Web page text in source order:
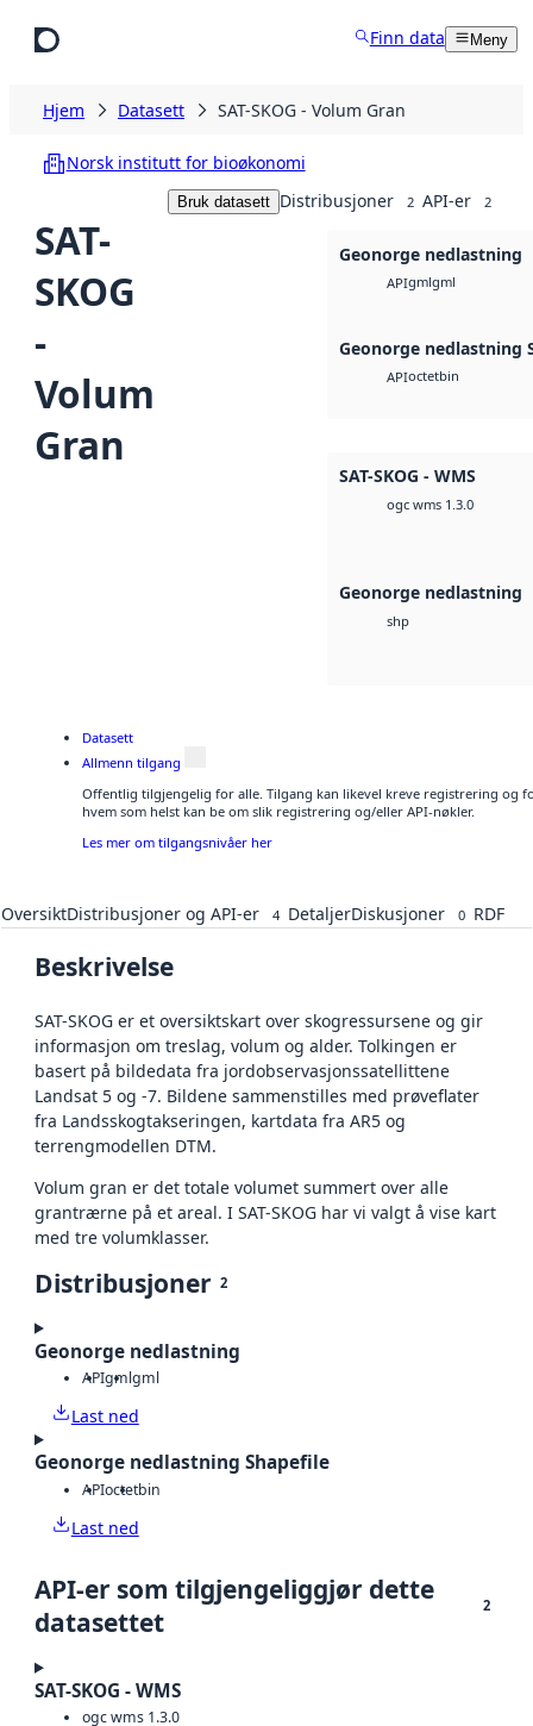
Finn data Meny
Hjem Datasett SAT-SKOG - Volum Gran
Norsk institutt for bioøkonomi
SAT-
SKOG
-
Volum
Gran
Bruk datasett Distribusjoner 2 API-er 2
Geonorge nedlastning
APIgmlgml
Geonorge nedlastning
APIoctetbin
SAT-SKOG - WMS
ogc wms 1.3.0
Geonorge nedlastning
shp
Datasett
Allmenn tilgang
Offentlig tilgjengelig for alle. Tilgang kan likevel kreve registrering og
hvem som helst kan be om slik registrering og/eller API-nøkler.
Les mer om tilgangsnivåer her
OversiktDistribusjoner og API-er 4 DetaljerDiskusjoner 0 RDF
Beskrivelse
SAT-SKOG er et oversiktskart over skogressursene og gir
informasjon om treslag, volum og alder. Tolkingen er
basert på bildedata fra jordobservasjonssatellittene
Landsat 5 og -7. Bildene sammenstilles med prøveflater
fra Landsskogtakseringen, kartdata fra AR5 og
terrengmodellen DTM.
Volum gran er det totale volumet summert over alle
grantrærne på et areal. I SAT-SKOG har vi valgt å vise kart
med tre volumklasser.
Distribusjoner 2
Geonorge nedlastning
APIgmlgml
Last ned
Geonorge nedlastning Shapefile
APIoctetbin
Last ned
API-er som tilgjengeliggjør dette
datasettet
2
SAT-SKOG - WMS
ogc wms 1.3.0